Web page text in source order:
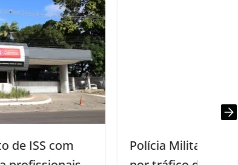
Polícia Militar apreende adolescente